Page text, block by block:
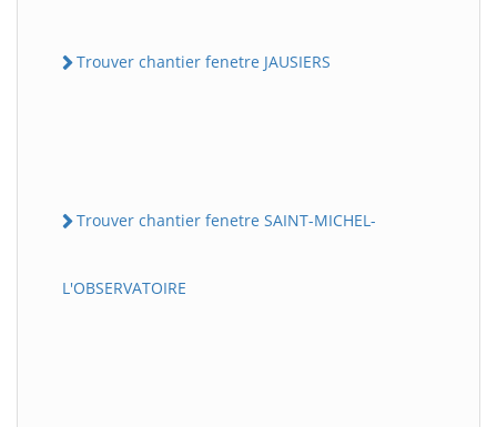
Trouver chantier fenetre JAUSIERS
Trouver chantier fenetre SAINT-MICHEL-
L'OBSERVATOIRE